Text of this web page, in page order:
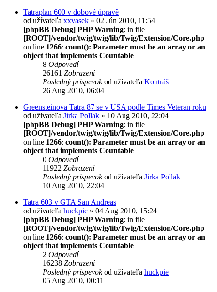
Tatraplan 600 v dobové úpravě
od užívateľa xxvasek » 02 Jún 2010, 11:54
[phpBB Debug] PHP Warning: in file
[ROOT]/vendor/twig/twig/lib/Twig/Extension/Core.php
on line 1266: count(): Parameter must be an array or an
object that implements Countable
8 Odpovedí
26161 Zobrazení
Posledný príspevokod užívateľa Kontráš
26 Aug 2010, 06:04
Greensteinova Tatra 87 se v USA podle Times Veteran roku
od užívateľa Jirka Pollak » 10 Aug 2010, 22:04
[phpBB Debug] PHP Warning: in file
[ROOT]/vendor/twig/twig/lib/Twig/Extension/Core.php
on line 1266: count(): Parameter must be an array or an
object that implements Countable
0 Odpovedí
11922 Zobrazení
Posledný príspevokod užívateľa Jirka Pollak
10 Aug 2010, 22:04
Tatra 603 v GTA San Andreas
od užívateľa huckpie » 04 Aug 2010, 15:24
[phpBB Debug] PHP Warning: in file
[ROOT]/vendor/twig/twig/lib/Twig/Extension/Core.php
on line 1266: count(): Parameter must be an array or an
object that implements Countable
2 Odpovedí
16238 Zobrazení
Posledný príspevokod užívateľa huckpie
05 Aug 2010, 00:11